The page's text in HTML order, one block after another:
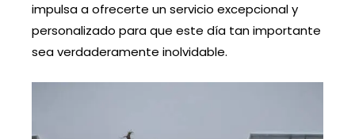
impulsa a ofrecerte un servicio excepcional y
personalizado para que este día tan importante
sea verdaderamente inolvidable.